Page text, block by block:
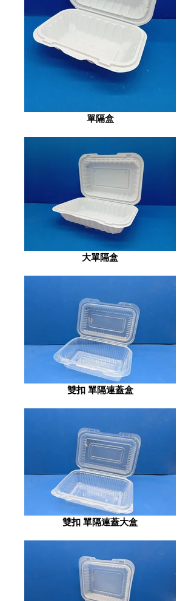
單隔盒
大單隔盒
雙扣 單隔連蓋盒
雙扣 單隔連蓋大盒